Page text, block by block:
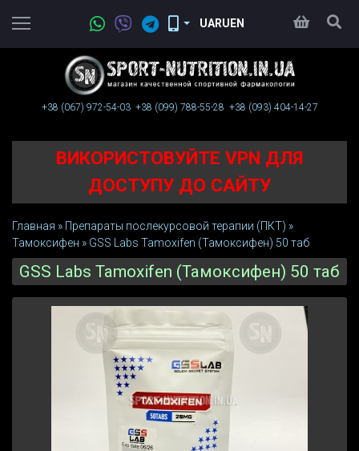
UARUEN
+38 (067) 972-54-03 +38 (099) 788-55-28 +38 (093) 404-14-27
ВИКОРИСТОВУЙТЕ VPN ДЛЯ
ДОСТУПУ ДО САЙТУ
Главная » Препараты послекурсовой терапии (ПКТ) »
Тамоксифен » GSS Labs Tamoxifen (Тамоксифен) 50 таб
GSS Labs Tamoxifen (Тамоксифен) 50 таб